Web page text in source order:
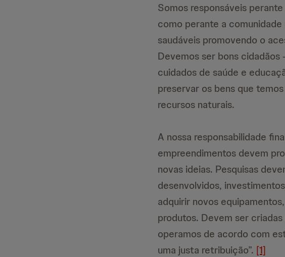
Somos responsáveis
como perante a comunidade
saudáveis promovendo o
Devemos ser bons
cuidados de saúde e
preservar os bens que
recursos naturais.
A nossa responsabilidade
empreendimentos devem
novas ideias. Pesquisas
desenvolvidos,
adquirir novos
produtos. Devem ser
operamos de acordo com
uma justa retribuição”. [1]